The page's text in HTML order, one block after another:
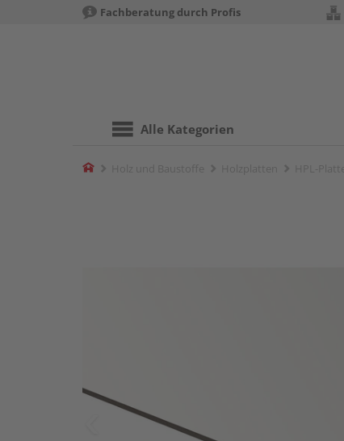
Fachberatung durch Profis
Alle Kategorien
Home